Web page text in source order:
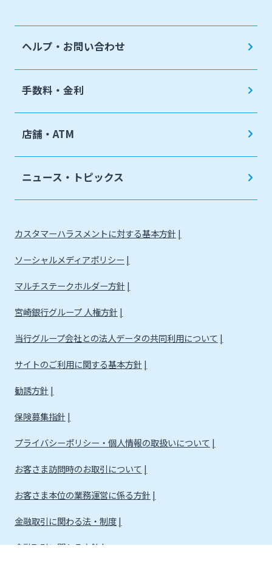
ヘルプ・お問い合わせ
手数料・金利
店舗・ATM
ニュース・トピックス
カスタマーハラスメントに対する基本方針
ソーシャルメディアポリシー
マルチステークホルダー方針
宮崎銀行グループ 人権方針
当行グループ会社との法人データの共同利用について
サイトのご利用に関する基本方針
勧誘方針
保険募集指針
プライバシーポリシー・個人情報の取扱いについて
お客さま訪問時のお取引について
お客さま本位の業務運営に係る方針
金融取引に関わる法・制度
金融取引に関わる方針